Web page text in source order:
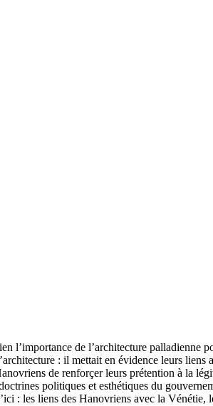
l’importance de l’architecture palladienne
: il mettait en évidence leurs liens
de renforçer leurs prétention à la
politiques et esthétiques du
: les liens des Hanovriens avec la Vénétie,